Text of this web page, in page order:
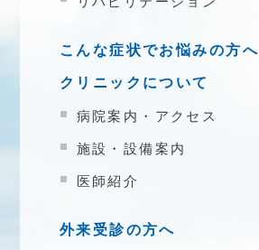
こんな症状でお悩みの方へ
クリニックについて
病院案内・アクセス
施設・設備案内
医師紹介
外来受診の方へ